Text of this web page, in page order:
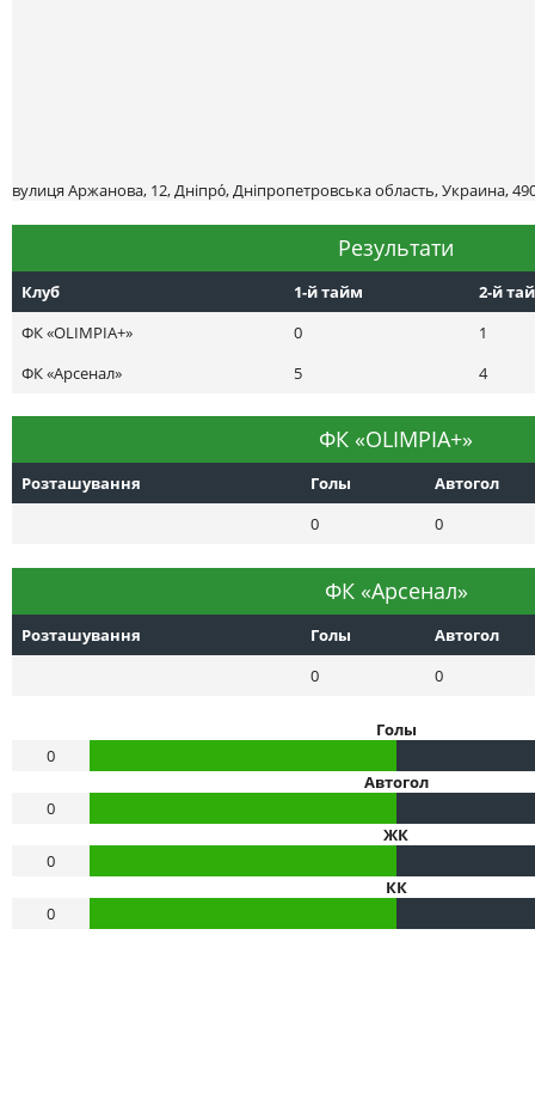
вулиця Аржанова, 12, Дніпро́, Дніпропетровська область, Украина,
Результати
Клуб 1-й тайм
2-й
ФК «OLIMPIA+»
0
1
ФК «Арсенал»
5 4
ФК «OLIMPIA+»
Розташування Голы
Автогол
0
0
ФК «Арсенал»
Розташування Голы
Автогол
0
0
Голы
0
Автогол
0
ЖК
0
КК
0